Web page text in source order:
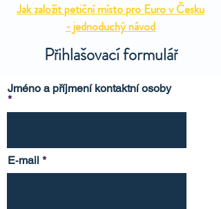
Jak založit petiční místo pro Euro v Česku
- jednoduchý návod
Přihlašovací formulář
Jméno a příjmení kontaktní osoby
E‑mail